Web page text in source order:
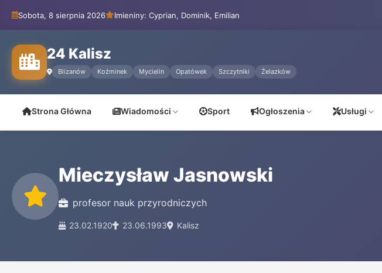
Sobota, 8 sierpnia 2026 Imieniny: Cyprian, Dominik, Emilian
24 Kalisz
Blizanów Koźminek Mycielin Opatówek Szczytniki Żelazków
Strona Główna Wiadomości Sport Ogłoszenia Usługi
Mieczysław Jasnowski
profesor nauk przyrodniczych
23.02.1920 23.06.1993 Kalisz